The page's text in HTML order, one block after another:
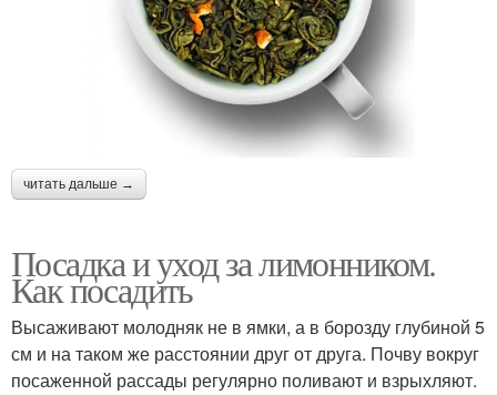
читать дальше →
Посадка и уход за лимонником.
Как посадить
Высаживают молодняк не в ямки, а в борозду глубиной 5
см и на таком же расстоянии друг от друга. Почву вокруг
посаженной рассады регулярно поливают и взрыхляют.